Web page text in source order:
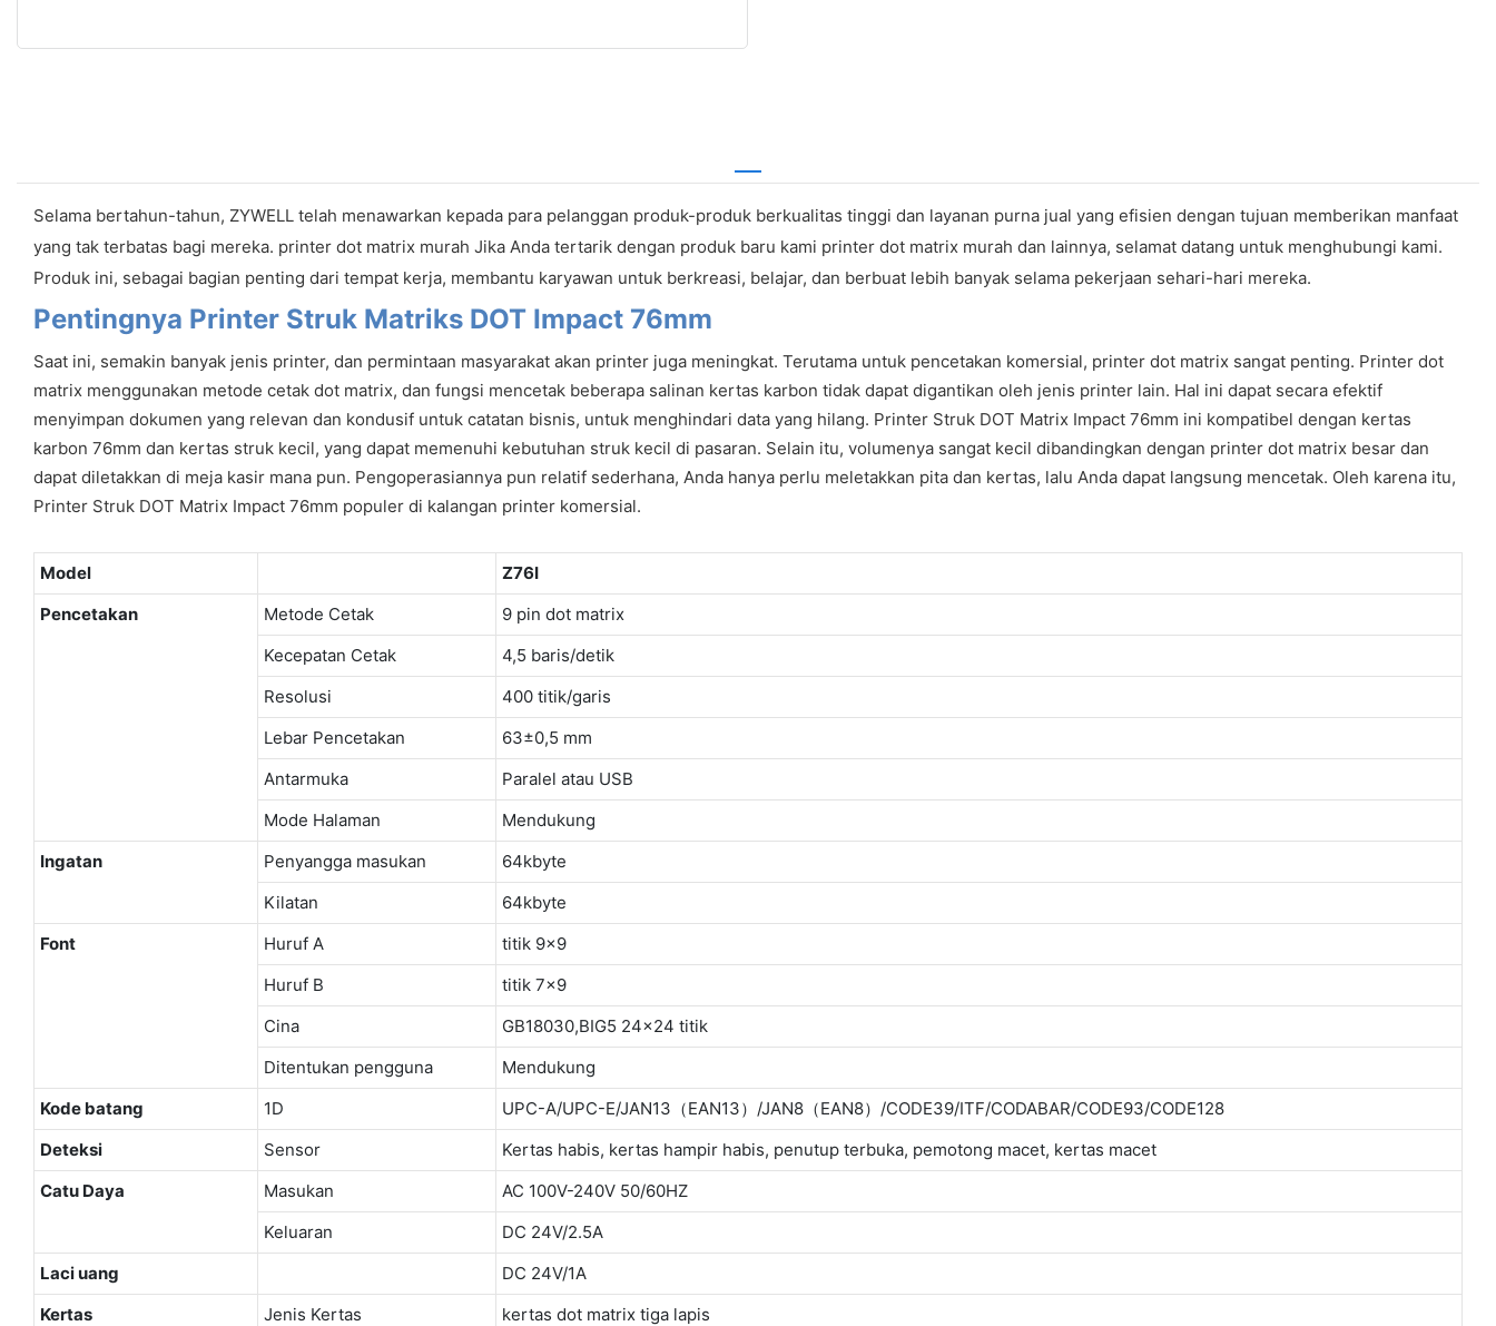
Selama bertahun-tahun, ZYWELL telah menawarkan kepada para pelanggan produk-produk berkualitas tinggi dan layanan purna jual yang efisien dengan tujuan memberikan manfaat
yang tak terbatas bagi mereka. printer dot matrix murah Jika Anda tertarik dengan produk baru kami printer dot matrix murah dan lainnya, selamat datang untuk menghubungi kami.
Produk ini, sebagai bagian penting dari tempat kerja, membantu karyawan untuk berkreasi, belajar, dan berbuat lebih banyak selama pekerjaan sehari-hari mereka.
Pentingnya Printer Struk Matriks DOT Impact 76mm
Saat ini, semakin banyak jenis printer, dan permintaan masyarakat akan printer juga meningkat. Terutama untuk pencetakan komersial, printer dot matrix sangat penting. Printer dot
matrix menggunakan metode cetak dot matrix, dan fungsi mencetak beberapa salinan kertas karbon tidak dapat digantikan oleh jenis printer lain. Hal ini dapat secara efektif
menyimpan dokumen yang relevan dan kondusif untuk catatan bisnis, untuk menghindari data yang hilang. Printer Struk DOT Matrix Impact 76mm ini kompatibel dengan kertas
karbon 76mm dan kertas struk kecil, yang dapat memenuhi kebutuhan struk kecil di pasaran. Selain itu, volumenya sangat kecil dibandingkan dengan printer dot matrix besar dan
dapat diletakkan di meja kasir mana pun. Pengoperasiannya pun relatif sederhana, Anda hanya perlu meletakkan pita dan kertas, lalu Anda dapat langsung mencetak. Oleh karena itu,
Printer Struk DOT Matrix Impact 76mm populer di kalangan printer komersial.
Model
Z76I
Pencetakan
Metode Cetak
9 pin dot matrix
Kecepatan Cetak
4,5 baris/detik
Resolusi
400 titik/garis
Lebar Pencetakan
63±0,5 mm
Antarmuka
Paralel atau USB
Mode Halaman
Mendukung
Ingatan
Penyangga masukan
64kbyte
Kilatan
64kbyte
Font
Huruf A
titik 9x9
Huruf B
titik 7x9
Cina
GB18030,BIG5 24x24 titik
Ditentukan pengguna
Mendukung
Kode batang
1D
UPC-A/UPC-E/JAN13（EAN13）/JAN8（EAN8）/CODE39/ITF/CODABAR/CODE93/CODE128
Deteksi
Sensor
Kertas habis, kertas hampir habis, penutup terbuka, pemotong macet, kertas macet
Catu Daya
Masukan
AC 100V-240V 50/60HZ
Keluaran
DC 24V/2.5A
Laci uang
DC 24V/1A
Kertas
Jenis Kertas
kertas dot matrix tiga lapis